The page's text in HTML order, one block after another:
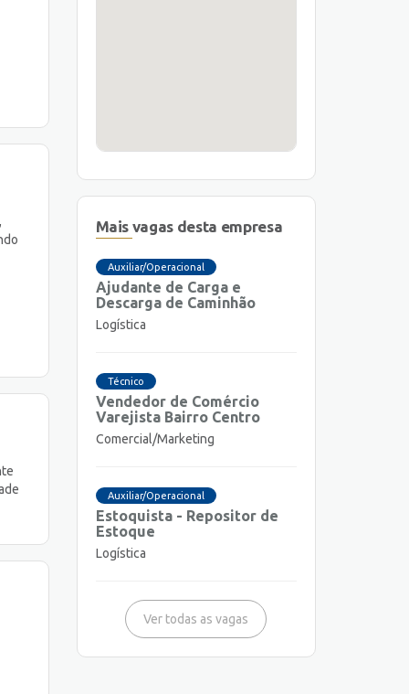
Mais vagas desta empresa
Auxiliar/Operacional
Ajudante de Carga e
Descarga de Caminhão
Logística
Técnico
Vendedor de Comércio
Varejista Bairro Centro
Comercial/Marketing
Auxiliar/Operacional
Estoquista - Repositor de
Estoque
Logística
Ver todas as vagas